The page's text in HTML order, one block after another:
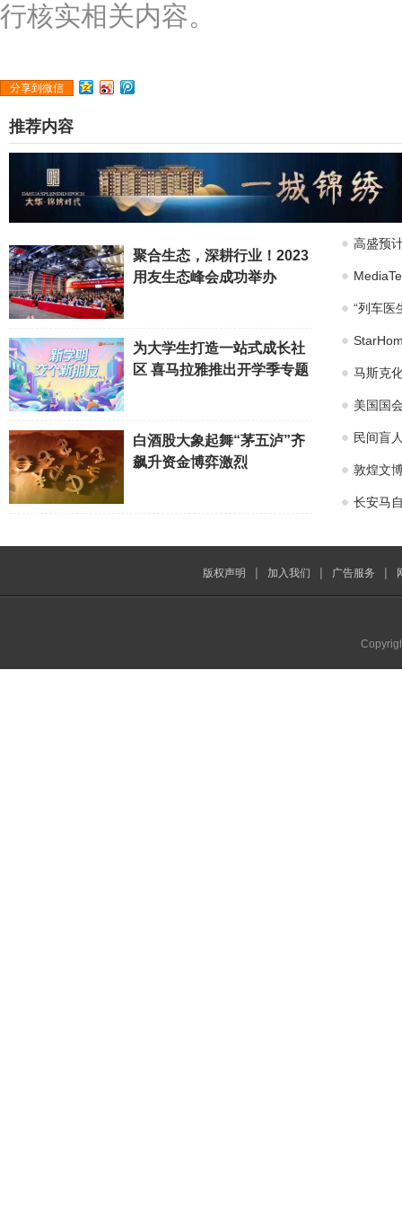
行核实相关内容。
分享到微信
推荐内容
聚合生态，深耕行业！2023
用友生态峰会成功举办
为大学生打造一站式成长社
区 喜马拉雅推出开学季专题
白酒股大象起舞“茅五泸”齐
飙升资金博弈激烈
高盛预
“列车医
马斯克
美国国
民间盲
敦煌文
长安马
版权声明 | 加入我们 | 广告服务 |